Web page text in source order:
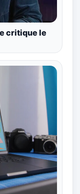
critique le